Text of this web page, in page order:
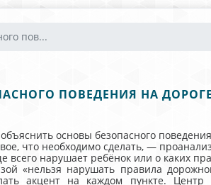
пов...
ПОВЕДЕНИЯ НА
основы безопасного
что необходимо сделать, —
всего нарушает ребёнок или о каких
«нельзя нарушать правила
акцент на каждом пункте.